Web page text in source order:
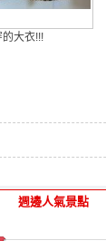
的大衣!!!
週邊人氣景點